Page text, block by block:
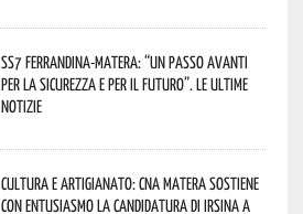
SS7 Ferrandina-Matera: “Un passo avanti
per la sicurezza e per il futuro”. Le ultime
notizie
Cultura e Artigianato: CNA Matera sostiene
con entusiasmo la candidatura di Irsina a